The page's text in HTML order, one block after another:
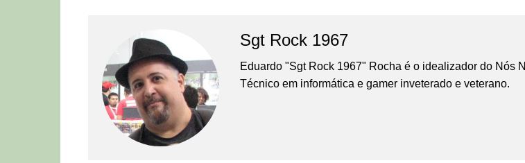
Sgt Rock 1967
Eduardo "Sgt Rock 1967" Rocha é o idealizador do Nós
Técnico em informática e gamer inveterado e veterano.